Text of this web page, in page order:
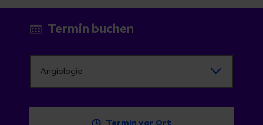
Termin buchen
Termin vor Ort